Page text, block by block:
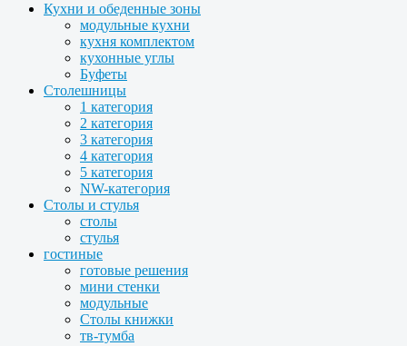
Кухни и обеденные зоны
модульные кухни
кухня комплектом
кухонные углы
Буфеты
Столешницы
1 категория
2 категория
3 категория
4 категория
5 категория
NW-категория
Столы и стулья
столы
стулья
гостиные
готовые решения
мини стенки
модульные
Столы книжки
тв-тумба